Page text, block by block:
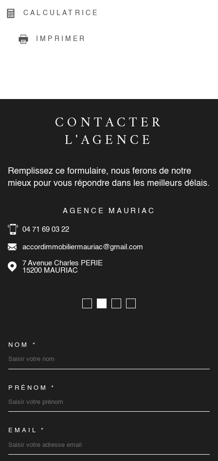
CALCULATRICE
IMPRIMER
CONTACTER
L'AGENCE
Remplissez ce formulaire, nous ferons de notre
mieux pour vous répondre dans les meilleurs délais.
AGENCE MAURIAC
04 71 69 03 22
accordimmobiliermauriac@gmail.com
7 Avenue Charles PERIE
15200
MAURIAC
NOM *
PRÉNOM *
EMAIL *